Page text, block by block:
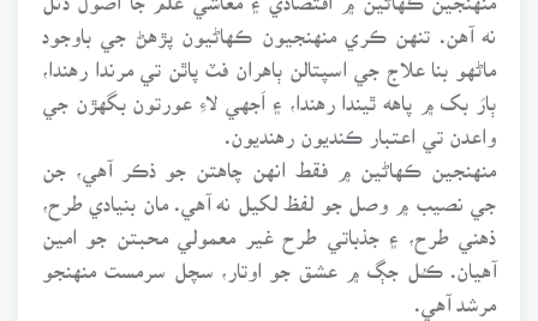
نه آهن. تنهن ڪري منهنجيون ڪهاڻيون پڙهڻ جي باوجود
ماڻهو بنا علاج جي اسپتالن ٻاهران فٽ پاٿن تي مرندا رهندا،
ٻارَ بک ۾ پاهه ٿيندا رهندا، ۽ اَجهي لاءِ عورتون بگهڙن جي
واعدن تي اعتبار ڪنديون رهنديون.
منهنجين ڪهاڻين ۾ فقط انهن چاهتن جو ذڪر آهي، جن
جي نصيب ۾ وصل جو لفظ لکيل نه آهي. مان بنيادي طرح،
ذهني طرح، ۽ جذباتي طرح غير معمولي محبتن جو امين
آهيان. ڪـُـل جڳ ۾ عشق جو اوتار، سچل سرمست منهنجو
مرشد آهي.